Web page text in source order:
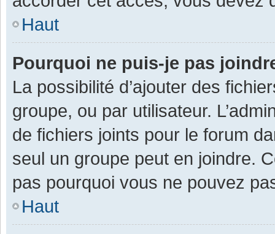
Haut
Pourquoi ne puis-je pas
La possibilité d’ajouter des
groupe, ou par utilisateur.
de fichiers joints pour le forum
seul un groupe peut en joindre.
pas pourquoi vous ne pouvez
Haut